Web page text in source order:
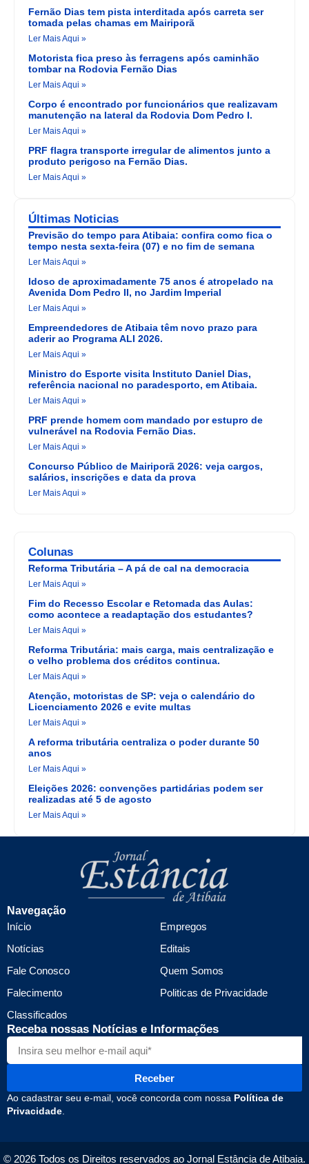
Fernão Dias tem pista interditada após carreta ser
tomada pelas chamas em Mairiporã
Ler Mais Aqui »
Motorista fica preso às ferragens após caminhão
tombar na Rodovia Fernão Dias
Ler Mais Aqui »
Corpo é encontrado por funcionários que realizavam
manutenção na lateral da Rodovia Dom Pedro I.
Ler Mais Aqui »
PRF flagra transporte irregular de alimentos junto a
produto perigoso na Fernão Dias.
Ler Mais Aqui »
Últimas Noticias
Previsão do tempo para Atibaia: confira como fica o
tempo nesta sexta-feira (07) e no fim de semana
Ler Mais Aqui »
Idoso de aproximadamente 75 anos é atropelado na
Avenida Dom Pedro II, no Jardim Imperial
Ler Mais Aqui »
Empreendedores de Atibaia têm novo prazo para
aderir ao Programa ALI 2026.
Ler Mais Aqui »
Ministro do Esporte visita Instituto Daniel Dias,
referência nacional no paradesporto, em Atibaia.
Ler Mais Aqui »
PRF prende homem com mandado por estupro de
vulnerável na Rodovia Fernão Dias.
Ler Mais Aqui »
Concurso Público de Mairiporã 2026: veja cargos,
salários, inscrições e data da prova
Ler Mais Aqui »
Colunas
Reforma Tributária – A pá de cal na democracia
Ler Mais Aqui »
Fim do Recesso Escolar e Retomada das Aulas:
como acontece a readaptação dos estudantes?
Ler Mais Aqui »
Reforma Tributária: mais carga, mais centralização e
o velho problema dos créditos continua.
Ler Mais Aqui »
Atenção, motoristas de SP: veja o calendário do
Licenciamento 2026 e evite multas
Ler Mais Aqui »
A reforma tributária centraliza o poder durante 50
anos
Ler Mais Aqui »
Eleições 2026: convenções partidárias podem ser
realizadas até 5 de agosto
Ler Mais Aqui »
Navegação
Início
Notícias
Fale Conosco
Falecimento
Classificados
Empregos
Editais
Quem Somos
Politicas de Privacidade
Receba nossas Notícias e Informações
Receber
Ao cadastrar seu e-mail, você concorda com nossa Política de
Privacidade.
© 2026 Todos os Direitos reservados ao Jornal Estância de Atibaia.